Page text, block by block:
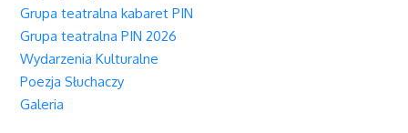
Grupa teatralna kabaret PIN
Grupa teatralna PIN 2026
Wydarzenia Kulturalne
Poezja Słuchaczy
Galeria